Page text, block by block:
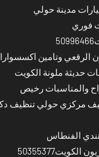
مدينة حولي
فوري
الرقعي وتامين
حديثة ملونة الكويت
والمناسبات رخيص
مركزي حولي تنظيف
الفنطاس